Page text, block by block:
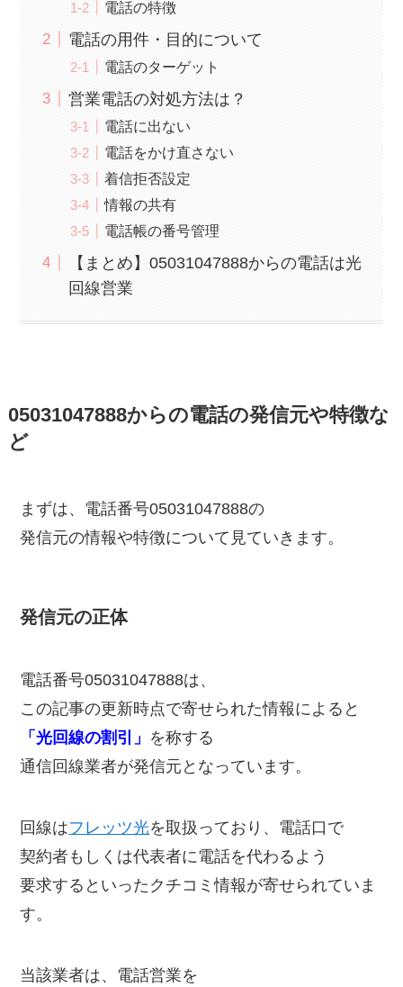
電話の特徴
電話の用件・目的について
電話のターゲット
営業電話の対処方法は？
電話に出ない
電話をかけ直さない
着信拒否設定
情報の共有
電話帳の番号管理
【まとめ】05031047888からの電話は光
回線営業
05031047888からの電話の発信元や特徴な
ど
まずは、電話番号05031047888の
発信元の情報や特徴について見ていきます。
発信元の正体
電話番号05031047888は、
この記事の更新時点で寄せられた情報によると
「光回線の割引」 を称する
通信回線業者が発信元となっています。
回線はフレッツ光を取扱っており、電話口で
契約者もしくは代表者に電話を代わるよう
要求するといったクチコミ情報が寄せられていま
す。
当該業者は、電話営業を